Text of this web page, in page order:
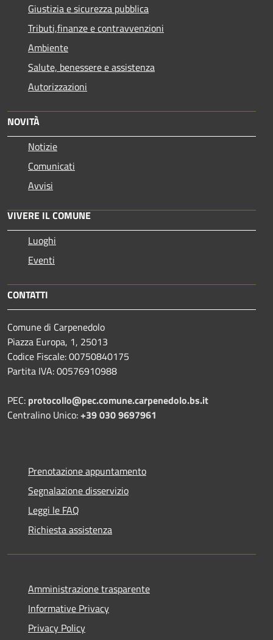
Giustizia e sicurezza pubblica
Tributi,finanze e contravvenzioni
Ambiente
Salute, benessere e assistenza
Autorizzazioni
NOVITÀ
Notizie
Comunicati
Avvisi
VIVERE IL COMUNE
Luoghi
Eventi
CONTATTI
Comune di Carpenedolo
Piazza Europa, 1, 25013
Codice Fiscale: 00750840175
Partita IVA: 00576910988
PEC: protocollo@pec.comune.carpenedolo.bs.it
Centralino Unico:+39 030 9697961
Prenotazione appuntamento
Segnalazione disservizio
Leggi le FAQ
Richiesta assistenza
Amministrazione trasparente
Informative Privacy
Privacy Policy